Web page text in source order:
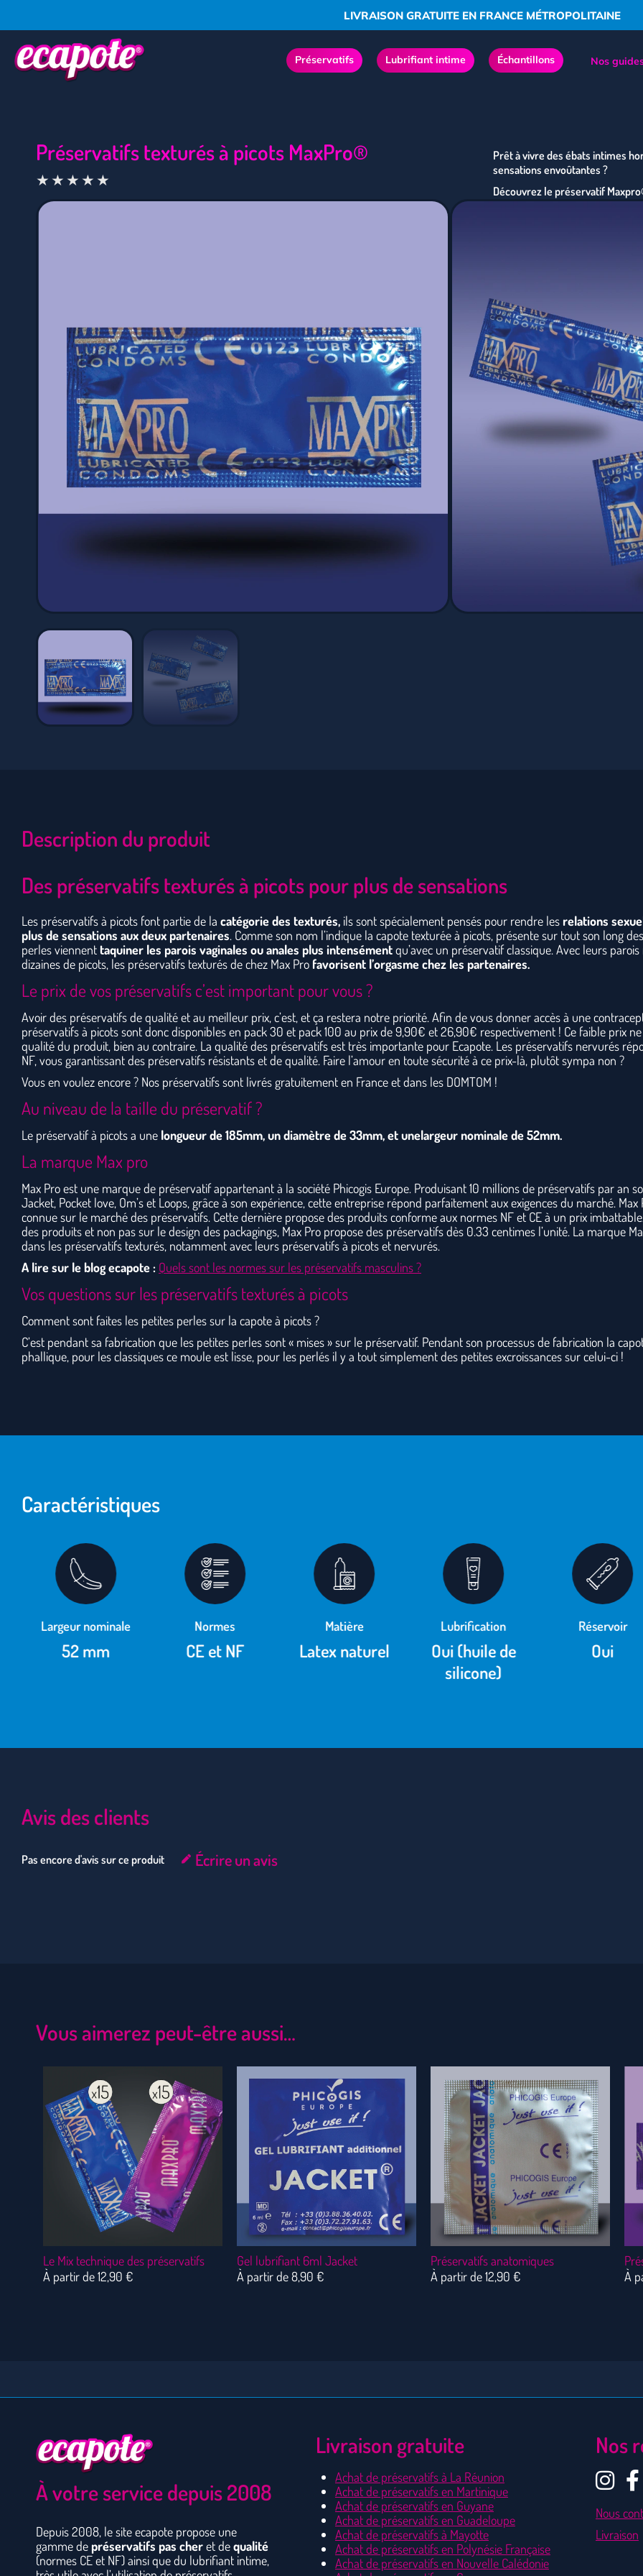
LIVRAISON GRATUITE EN FRANCE MÉTROPOLITAINE
Préservatifs Lubrifiant intime Échantillons Nos
Préservatifs texturés à picots MaxPro®
★ ★ ★ ★ ★
Prêt à vivre des ébats intimes
sensations envoûtantes ?
Découvrez le préservatif
mouvement s’enflamme de
picots exaltants, ce préservatif
Conception texturée pour
Matière de haute qualité
Osez explorer un monde de
Pack de
Livraison gratuite sans
Description du produit
Des préservatifs texturés à picots pour plus de sensations
Les préservatifs à picots font partie de la catégorie des texturés, ils sont spécialement pensés pour rendre les relations
plus de sensations aux deux partenaires. Comme son nom l’indique la capote texturée à picots, présente sur tout son long des
perles viennenttaquiner les parois vaginales ou anales plus intensémentqu’avec un préservatif classique. Avec leurs
dizaines de picots, les préservatifs texturés de chez Max Pro favorisent l’orgasme chez les partenaires.
Le prix de vos préservatifs c’est important pour vous ?
Avoir des préservatifs de qualité et au meilleur prix, c’est, et ça restera notre priorité. Afin de vous donner accès à une
préservatifs à picots sont donc disponibles en pack 30 et pack 100 au prix de 9,90€ et 26,90€ respectivement ! Ce faible prix ne
qualité du produit, bien au contraire. La qualité des préservatifs est très importante pour Ecapote. Les préservatifs nervurés
NF, vous garantissant des préservatifs résistants et de qualité. Faire l’amour en toute sécurité à ce prix-là, plutôt sympa non ?
Vous en voulez encore ? Nos préservatifs sont livrés gratuitement en France et dans les DOMTOM !
Au niveau de la taille du préservatif ?
Le préservatif à picots a une longueur de 185mm, un diamètre de 33mm, et unelargeur nominale de 52mm.
La marque Max pro
Max Pro est une marque de préservatif appartenant à la société Phicogis Europe. Produisant 10 millions de préservatifs par an
Jacket, Pocket love, Om’s et Loops, grâce à son expérience, cette entreprise répond parfaitement aux exigences du marché.
connue sur le marché des préservatifs. Cette dernière propose des produits conforme aux normes NF et CE à un prix
des produits et non pas sur le design des packagings, Max Pro propose des préservatifs dès 0.33 centimes l’unité. La marque
dans les préservatifs texturés, notamment avec leurs préservatifs à picots et nervurés.
A lire sur le blog ecapote : Quels sont les normes sur les préservatifs masculins ?
Vos questions sur les préservatifs texturés à picots
Comment sont faites les petites perles sur la capote à picots ?
C’est pendant sa fabrication que les petites perles sont « mises » sur le préservatif. Pendant son processus de fabrication la
phallique, pour les classiques ce moule est lisse, pour les perlés il y a tout simplement des petites excroissances sur celui-ci !
Caractéristiques
Largeur nominale
52 mm
Normes
CE et NF
Matière
Latex naturel
Lubrification
Oui (huile de
silicone)
Réservoir
Oui
Avis des clients
Pas encore d'avis sur ce produit Écrire un avis
Vous aimerez peut-être aussi…
Le Mix technique des préservatifs
À partir de12,90 €
Gel lubrifiant 6ml Jacket
À partir de8,90 €
Préservatifs anatomiques
À partir de12,90 €
À
À votre service depuis 2008
Depuis 2008, le site ecapote propose une
gamme de préservatifs pas cheret dequalité
(normes CE et NF) ainsi que du lubrifiant intime,
Livraison gratuite
Achat de préservatifs à La Réunion
Achat de préservatifs en Martinique
Achat de préservatifs en Guyane
Achat de préservatifs en Guadeloupe
Achat de préservatifs à Mayotte
Achat de préservatifs en Polynésie Française
Achat de préservatifs en Nouvelle Calédonie
Nos
Nous
Livraison